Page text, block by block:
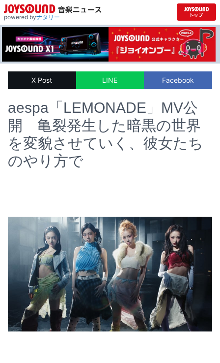
powered byナタリー
X Post LINE Facebook
aespa「LEMONADE」MV公
開 亀裂発生した暗黒の世界
を変貌させていく、彼女たち
のやり方で